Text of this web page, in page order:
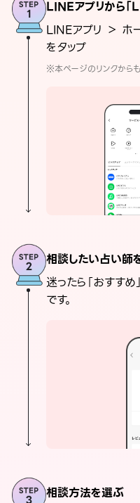
LINEアプリから「
LINEアプリ ＞ ホ
をタップ
※本ページのリンクから
相談したい占い師
迷ったら「おすす
です。
相談方法を選ぶ